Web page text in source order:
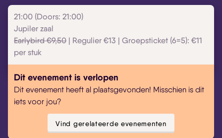
21:00 (Doors: 21:00)
Jupiler zaal
Earlybird €9,50 | Regulier €13 | Groepsticket (6=5): €11
per stuk
Dit evenement is verlopen
Dit evenement heeft al plaatsgevonden! Misschien is dit
iets voor jou?
Vind gerelateerde evenementen